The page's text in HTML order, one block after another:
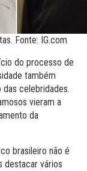
Fonte: IG.com
do processo de
também
celebridades.
vieram a
da
brasileiro não é
destacar vários